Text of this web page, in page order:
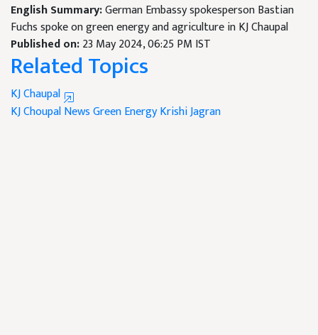
English Summary:German Embassy spokesperson Bastian
Fuchs spoke on green energy and agriculture in KJ Chaupal
Published on:23 May 2024, 06:25 PM IST
Related Topics
KJ Chaupal
KJ Choupal NewsGreen EnergyKrishi Jagran